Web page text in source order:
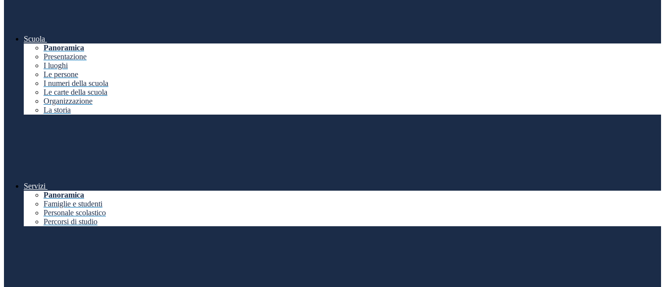
Scuola
Panoramica
Presentazione
I luoghi
Le persone
I numeri della scuola
Le carte della scuola
Organizzazione
La storia
Servizi
Panoramica
Famiglie e studenti
Personale scolastico
Percorsi di studio